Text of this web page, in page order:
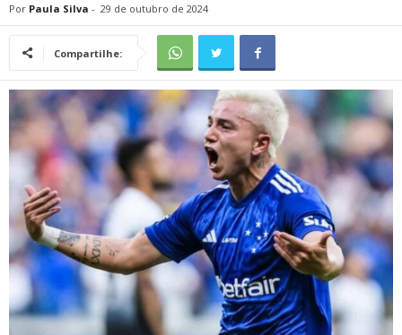
Por Paula Silva - 29 de outubro de 2024
Compartilhe: